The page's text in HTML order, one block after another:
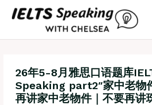
26年5-8月雅思口语题库
Speaking part2″家中老物
再讲家中老物件｜不要再讲